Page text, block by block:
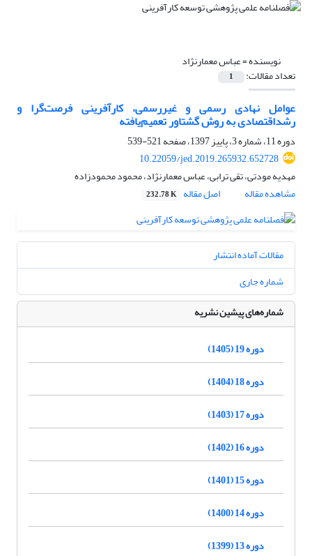
نویسنده =عباس معمارنژاد
تعداد مقالات: 1
عوامل نهادی رسمی و غیررسمی، کارآفرینی فرصت‌گرا و
رشداقتصادی به روش گشتاور تعمیم‌یافته
دوره 11، شماره 3، پاییز 1397، صفحه
521-539
10.22059/jed.2019.265932.652728
مهدیه مودتی، تقی ترابی، عباس معمارنژاد، محمود محمودزاده
مشاهده مقاله
اصل مقاله 232.78 K
مقالات آماده انتشار
شماره جاری
شماره‌های پیشین نشریه
دوره 19 (1405)
دوره 18 (1404)
دوره 17 (1403)
دوره 16 (1402)
دوره 15 (1401)
دوره 14 (1400)
دوره 13 (1399)